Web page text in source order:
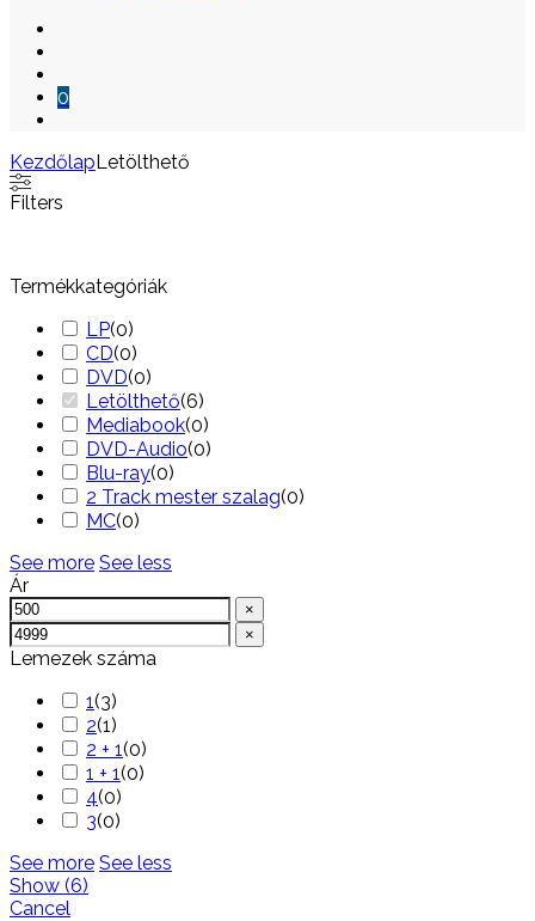
0
KezdőlapLetölthető
Skip
to
Filters
Termékkategóriák
LP(0)
CD(0)
DVD(0)
Letölthető(6)
Mediabook(0)
DVD-Audio(0)
Blu-ray(0)
2 Track mester szalag(0)
MC(0)
See more See less
Ár
×
×
Lemezek száma
1(3)
2(1)
2 + 1(0)
1 + 1(0)
4(0)
3(0)
See more See less
Show (6)
Cancel